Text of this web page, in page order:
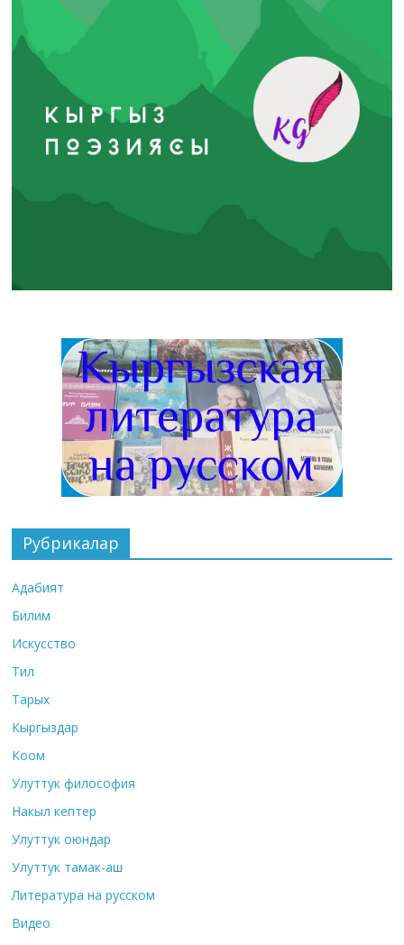
Рубрикалар
Адабият
Билим
Искусство
Тил
Тарых
Кыргыздар
Коом
Улуттук философия
Накыл кептер
Улуттук оюндар
Улуттук тамак-аш
Литература на русском
Видео